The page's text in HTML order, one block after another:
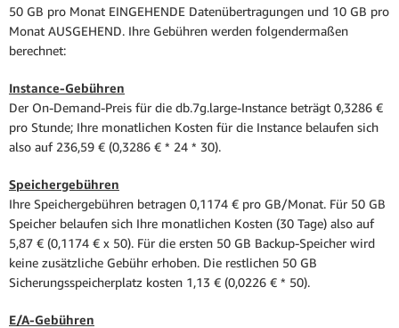
50 GB pro Monat EINGEHENDE Datenübertragungen und 10 GB pro
Monat AUSGEHEND. Ihre Gebühren werden folgendermaßen
berechnet:
Instance-Gebühren
Der On-Demand-Preis für die db.7g.large-Instance beträgt 0,3286 €
pro Stunde; Ihre monatlichen Kosten für die Instance belaufen sich
also auf 236,59 € (0,3286 € * 24 * 30).
Speichergebühren
Ihre Speichergebühren betragen 0,1174 € pro GB/Monat. Für 50 GB
Speicher belaufen sich Ihre monatlichen Kosten (30 Tage) also auf
5,87 € (0,1174 € x 50). Für die ersten 50 GB Backup-Speicher wird
keine zusätzliche Gebühr erhoben. Die restlichen 50 GB
Sicherungsspeicherplatz kosten 1,13 € (0,0226 € * 50).
E/A-Gebühren